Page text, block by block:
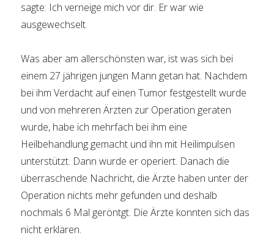
sagte: Ich verneige mich vor dir. Er war wie
ausgewechselt.
Was aber am allerschönsten war, ist was sich bei
einem 27 jährigen jungen Mann getan hat. Nachdem
bei ihm Verdacht auf einen Tumor festgestellt wurde
und von mehreren Ärzten zur Operation geraten
wurde, habe ich mehrfach bei ihm eine
Heilbehandlung gemacht und ihn mit Heilimpulsen
unterstützt. Dann wurde er operiert. Danach die
überraschende Nachricht, die Ärzte haben unter der
Operation nichts mehr gefunden und deshalb
nochmals 6 Mal geröntgt. Die Ärzte konnten sich das
nicht erklären.